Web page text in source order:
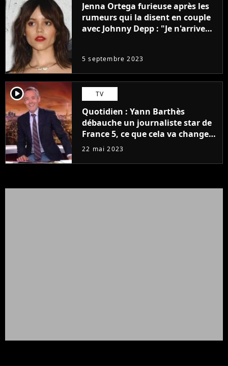
Jenna Ortega furieuse après les
rumeurs qui la disent en couple
avec Johnny Depp : "Je n'arrive
5 septembre 2023
player2 TV
Quotidien : Yann Barthès
débauche un journaliste star de
France 5, ce que cela va changer
à la rentrée
22 mai 2023